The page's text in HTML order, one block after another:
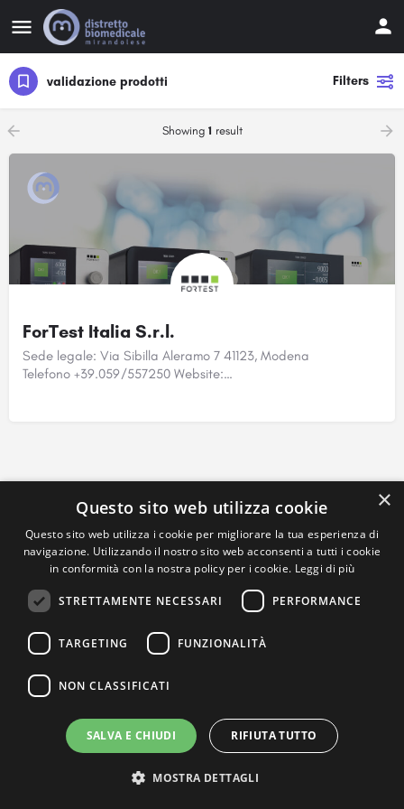
validazione prodotti Filters
Showing 1 result
ForTest Italia S.r.l.
Sede legale: Via Sibilla Aleramo 7 41123, Modena
Telefono +39.059/557250 Website:…
×
Questo sito web utilizza cookie
Questo sito web utilizza i cookie per migliorare la tua esperienza di
navigazione. Utilizzando il nostro sito web acconsenti a tutti i cookie
in conformità con la nostra policy per i cookie. Leggi di più
STRETTAMENTE NECESSARI PERFORMANCE
TARGETING FUNZIONALITÀ
NON CLASSIFICATI
SALVA E CHIUDI RIFIUTA TUTTO
MOSTRA DETTAGLI